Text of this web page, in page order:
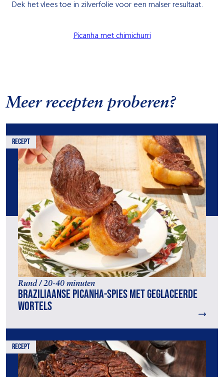
Dek het vlees toe in zilverfolie voor een malser resultaat.
Picanha met chimichurri
Meer recepten proberen?
recept
Rund / 20-40 minuten
Braziliaanse picanha-spies met geglaceerde
wortels
recept